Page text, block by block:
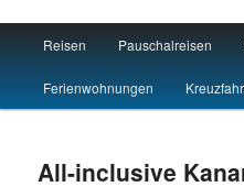
Reisen Hotel
Skip to primary content
Skip to secondary content
Reisen Pauschalreisen
Ferienwohnungen
All-inclusive